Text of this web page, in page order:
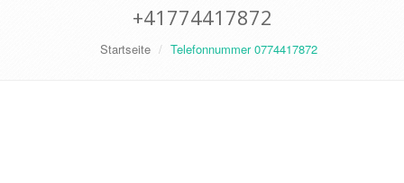
+41774417872
Startseite Telefonnummer 0774417872